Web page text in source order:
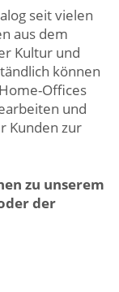
seit vielen
aus dem
Kultur und
können
Offices
und
Kunden zur
zu unserem
der